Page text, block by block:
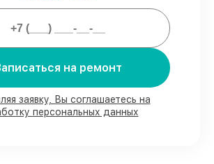
сервис варочных
выполняем в присутствии
имеются в наличии,
доступны в кратчайшие сроки
на ремонт
заявку, Вы соглашаетесь на
персональных данных